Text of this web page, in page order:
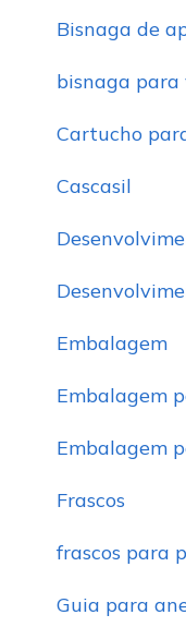
Bisnaga de
bisnaga para
Cartucho
Cascasil
Embalagem
Embalagem
Embalagem
Frascos
frascos para
Guia para